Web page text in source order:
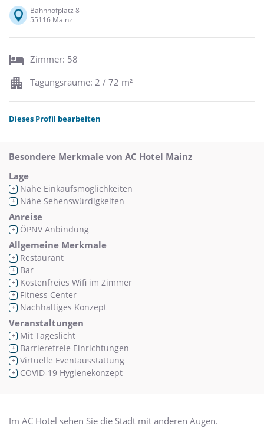
Bahnhofplatz 8
55116 Mainz
Zimmer: 58
Tagungsräume: 2 / 72 m²
Dieses Profil bearbeiten
Besondere Merkmale von AC Hotel Mainz
Lage
+ Nähe Einkaufsmöglichkeiten
+ Nähe Sehenswürdigkeiten
Anreise
+ ÖPNV Anbindung
Allgemeine Merkmale
+ Restaurant
+ Bar
+ Kostenfreies Wifi im Zimmer
+ Fitness Center
+ Nachhaltiges Konzept
Veranstaltungen
+ Mit Tageslicht
+ Barrierefreie Einrichtungen
+ Virtuelle Eventausstattung
+ COVID-19 Hygienekonzept
Im AC Hotel sehen Sie die Stadt mit anderen Augen.